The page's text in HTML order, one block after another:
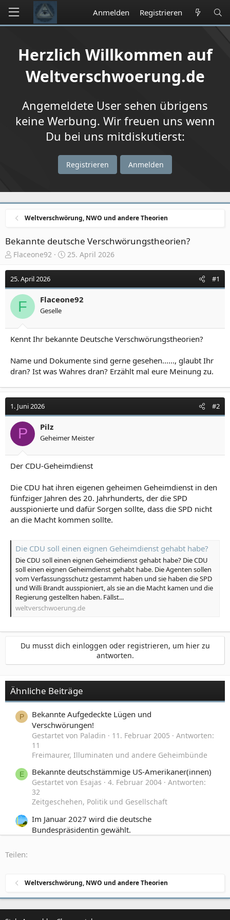
Anmelden Registrieren
Herzlich Willkommen auf
Weltverschwoerung.de
Angemeldete User sehen übrigens
keine Werbung. Wir freuen uns wenn
Du bei uns mitdiskutierst:
Registrieren Anmelden
Weltverschwörung, NWO und andere Theorien
Bekannte deutsche Verschwörungstheorien?
E
s
t
l
r
Flaceone92
E
s
l
a
m
25. April 2026
25. April 2026 #1
F Flaceone92
Geselle
Kennt Ihr bekannte Deutsche Verschwörungstheorien?
Name und Dokumente sind gerne gesehen......, glaubt Ihr
dran? Ist was Wahres dran? Erzählt mal eure Meinung zu.
1. Juni 2026 #2
P Pilz
Geheimer Meister
Der CDU-Geheimdienst
Die CDU hat ihren eigenen geheimen Geheimdienst in den
fünfziger Jahren des 20. Jahrhunderts, der die SPD
ausspionierte und dafür Sorgen sollte, dass die SPD nicht
an die Macht kommen sollte.
Die CDU soll einen eignen Geheimdienst gehabt habe?
Die CDU soll einen eignen Geheimdienst gehabt habe? Die CDU
soll einen eignen Geheimdienst gehabt habe. Die Agenten sollen
vom Verfassungsschutz gestammt haben und sie haben die SPD
und Willi Brandt ausspioniert, als sie an die Macht kamen und die
Regierung gestellten haben. Fällst...
weltverschwoerung.de
Du musst dich einloggen oder registrieren, um hier zu
antworten.
Ähnliche Beiträge
P
Bekannte Aufgedeckte Lügen und
Verschwörungen!
Gestartet von Paladin 11. Februar 2005
Antworten:
11
Freimaurer, Illuminaten und andere Geheimbünde
E Bekannte deutschstämmige US-Amerikaner(innen)
Gestartet von Esajas 4. Februar 2004
Antworten:
32
Zeitgeschehen, Politik und Gesellschaft
Im Januar 2027 wird die deutsche
Bundespräsidentin gewählt.
Gestartet von Lagavulin 3. März 2025
Zeitgeschehen, Politik und Gesellschaft
Teilen:
Weltverschwörung, NWO und andere Theorien